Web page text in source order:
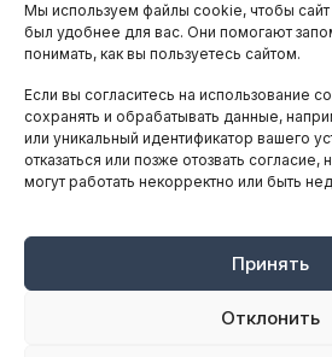
Мы используем файлы cookie, чтобы сайт
был удобнее для вас. Они помогают
понимать, как вы пользуетесь сайтом.
Если вы согласитесь на использование
сохранять и обрабатывать данные,
или уникальный идентификатор вашего
отказаться или позже отозвать
могут работать некорректно или быть
Принять
Отклонить
АНАЛИТИКА И
ARTICLES IN ENGLISH
НАВИГАЦИЯ
Оплата онлайн